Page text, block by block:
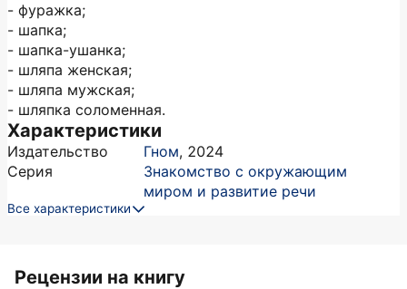
- фуражка;
- шапка;
- шапка-ушанка;
- шляпа женская;
- шляпа мужская;
- шляпка соломенная.
Характеристики
Издательство Гном, 2024
Серия
Знакомство с окружающим
миром и развитие речи
Все характеристики
Рецензии на книгу